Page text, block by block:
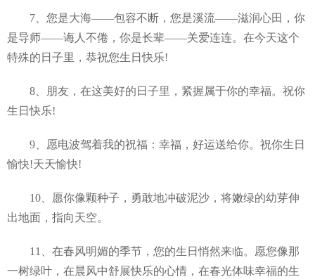
7、您是大海——包容不断，您是溪流——滋润心田，你
是导师——诲人不倦，你是长辈——关爱连连。在今天这个
特殊的日子里，恭祝您生日快乐!
8、朋友，在这美好的日子里，紧握属于你的幸福。祝你
生日快乐!
9、愿电波驾着我的祝福：幸福，好运送给你。祝你生日
愉快!天天愉快!
10、愿你像颗种子，勇敢地冲破泥沙，将嫩绿的幼芽伸
出地面，指向天空。
11、在春风明媚的季节，您的生日悄然来临。愿您像那
一树绿叶，在晨风中舒展快乐的心情，在春光体味幸福的生